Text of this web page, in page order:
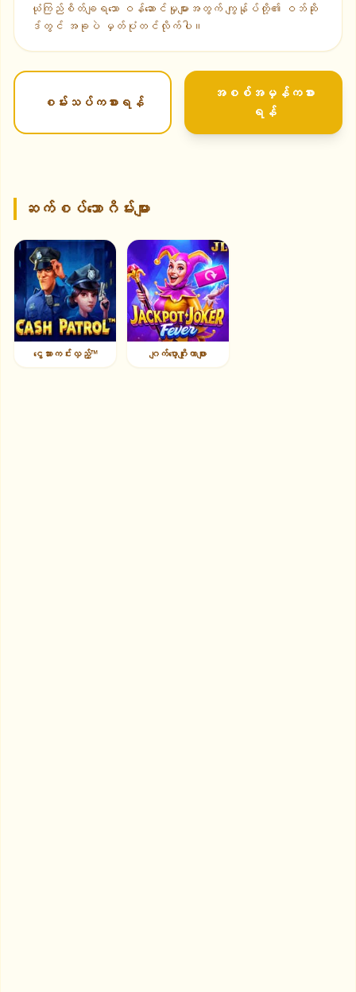
ယုံကြည်စိတ်ချရသော ဝန်ဆောင်မှုများအတွက် ကျွန်ုပ်တို့၏ ဝဘ်ဆို
ဒ်တွင် အခုပဲ မှတ်ပုံတင်လိုက်ပါ။
စမ်းသပ်ကစားရန်
အစစ်အမှန်ကစား
ရန်
ဆက်စပ်သောဂိမ်းများ
ငွေသားကင်းလှည့်™ ဂျက်ပော့ဂျိုးကာဖျား